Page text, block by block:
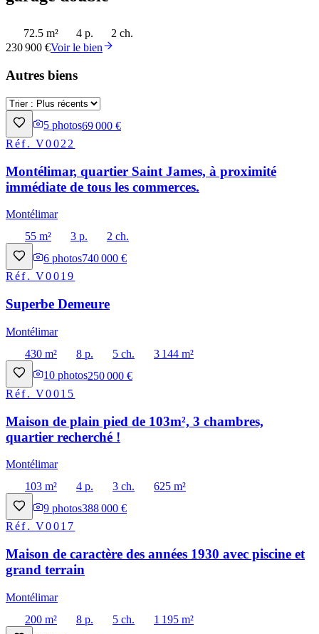
72.5 m² 4 p.
2 ch.
230 900 €Voir le bien
Autres biens
5 photos69 000 €
Réf.V0022
Montélimar, quartier Saint James, à proximité
immédiate de tous les commerces.
Montélimar
55 m²
3 p.
2 ch.
6 photos740 000 €
Réf.V0019
Superbe Demeure
Montélimar
430 m²
8 p. 5 ch.
3 144 m²
10 photos250 000 €
Réf.V0015
Maison de plain pied de 103m², 3 chambres,
quartier recherché !
Montélimar
103 m²
4 p. 3 ch.
625 m²
9 photos388 000 €
Réf.V0017
Maison de caractère des années 1930 avec piscine et
grand terrain
Montélimar
200 m²
8 p. 5 ch.
1 195 m²